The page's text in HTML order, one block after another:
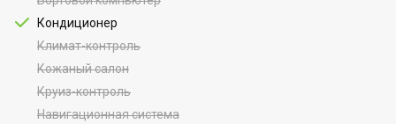
Кондиционер
Климат-контроль
Кожаный салон
Круиз-контроль
Навигационная система